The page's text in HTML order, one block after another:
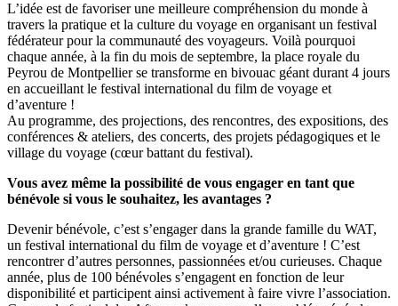
L’idée est de favoriser une meilleure compréhension du monde à
travers la pratique et la culture du voyage en organisant un festival
fédérateur pour la communauté des voyageurs. Voilà pourquoi
chaque année, à la fin du mois de septembre, la place royale du
Peyrou de Montpellier se transforme en bivouac géant durant 4 jours
en accueillant le festival international du film de voyage et
d’aventure !
Au programme, des projections, des rencontres, des expositions, des
conférences & ateliers, des concerts, des projets pédagogiques et le
village du voyage (cœur battant du festival).
Vous avez même la possibilité de vous engager en tant que
bénévole si vous le souhaitez, les avantages ?
Devenir bénévole, c’est s’engager dans la grande famille du WAT,
un festival international du film de voyage et d’aventure ! C’est
rencontrer d’autres personnes, passionnées et/ou curieuses. Chaque
année, plus de 100 bénévoles s’engagent en fonction de leur
disponibilité et participent ainsi activement à faire vivre l’association.